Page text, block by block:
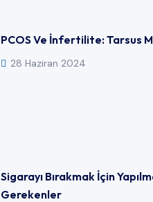
PCOS Ve İnfertilite: Tarsus
28 Haziran 2024
Sigarayı Bırakmak İçin
Gerekenler